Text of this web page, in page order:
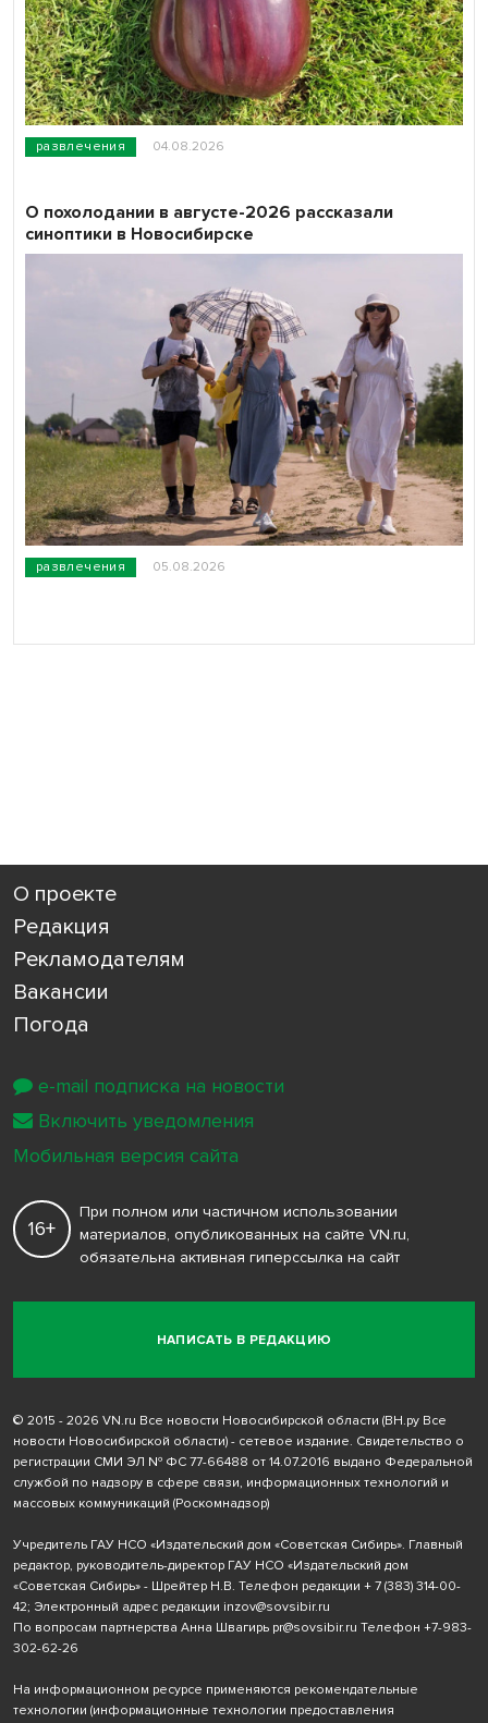
развлечения 04.08.2026
развлечения 05.08.2026
О похолодании в августе-2026 рассказали
синоптики в Новосибирске
О проекте
Редакция
Рекламодателям
Вакансии
Погода
НАПИСАТЬ В РЕДАКЦИЮ
16+
При полном или частичном использовании
материалов, опубликованных на сайте VN.ru,
обязательна активная гиперссылка на сайт
© 2015 - 2026 VN.ru Все новости Новосибирской области (ВН.ру Все
новости Новосибирской области) - сетевое издание. Свидетельство о
регистрации СМИ ЭЛ № ФС 77-66488 от 14.07.2016 выдано Федеральной
службой по надзору в сфере связи, информационных технологий и
массовых коммуникаций (Роскомнадзор)
Учредитель ГАУ НСО «Издательский дом «Советская Сибирь». Главный
редактор, руководитель-директор ГАУ НСО «Издательский дом
«Советская Сибирь» - Шрейтер Н.В. Телефон редакции + 7 (383) 314-00-
42; Электронный адрес редакции inzov@sovsibir.ru
По вопросам партнерства Анна Швагирь pr@sovsibir.ru Телефон +7-983-
302-62-26
На информационном ресурсе применяются рекомендательные
технологии (информационные технологии предоставления
e-mail подписка на новости
Включить уведомления
Мобильная версия сайта